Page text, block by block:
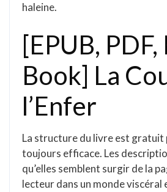
haleine.
[EPUB, PDF,
Book] La
l’Enfer
La structure du livre est gratuit
toujours efficace. Les
qu’elles semblent surgir de la
lecteur dans un monde